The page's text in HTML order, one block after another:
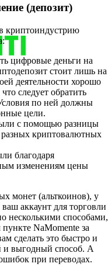
(депозит)
криптоиндустрию
цифровые деньги на
стоит лишь на
деятельности хорошо
следует обратить
по ней должны
цели.
с помощью разницы
криптовалютных
благодаря
изменениям цены
монет (альткоинов), у
аккаунт для торговли
несколькими способами,
NaMomente за
сделать это быстро и
и выгодный способ. А
при переводах.